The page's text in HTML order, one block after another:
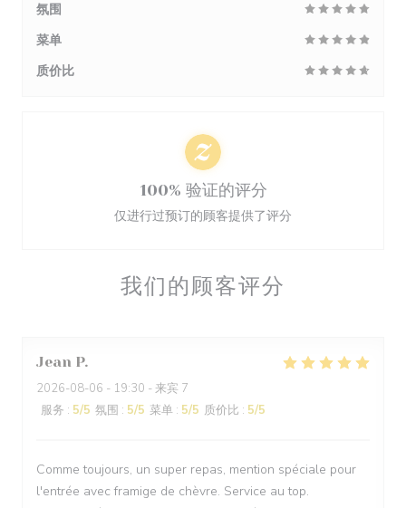
我们的顾客评分
Jean P
2026-08-06 - 19:30 - 来宾 7
服务 : 5/5 氛围 : 5/5 菜单 : 5/5 质价比 : 5/5
Comme toujours, un super repas, mention spéciale pour
l'entrée avec framige de chèvre. Service au top.
氛围
菜单
质价比
100% 验证的评分
仅进行过预订的顾客提供了评分